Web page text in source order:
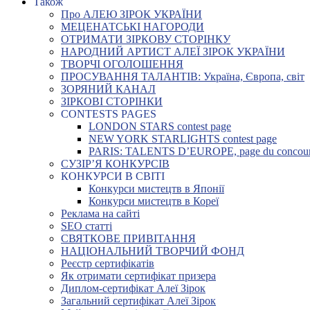
Про АЛЕЮ ЗІРОК УКРАЇНИ
МЕЦЕНАТСЬКІ НАГОРОДИ
ОТРИМАТИ ЗІРКОВУ СТОРІНКУ
НАРОДНИЙ АРТИСТ АЛЕЇ ЗІРОК УКРАЇНИ
ТВОРЧІ ОГОЛОШЕННЯ
ПРОСУВАННЯ ТАЛАНТІВ: Україна, Європа, світ
ЗОРЯНИЙ КАНАЛ
ЗІРКОВІ СТОРІНКИ
CONTESTS PAGES
LONDON STARS contest page
NEW YORK STARLIGHTS contest page
PARIS: TALENTS D’EUROPE, page du
СУЗІР’Я КОНКУРСІВ
КОНКУРСИ В СВІТІ
Конкурси мистецтв в Японії
Конкурси мистецтв в Кореї
Реклама на сайті
SEO статті
СВЯТКОВЕ ПРИВІТАННЯ
НАЦІОНАЛЬНИЙ ТВОРЧИЙ ФОНД
Реєстр сертифікатів
Як отримати сертифікат призера
Диплом-сертифікат Алеї Зірок
Загальний сертифікат Алеї Зірок